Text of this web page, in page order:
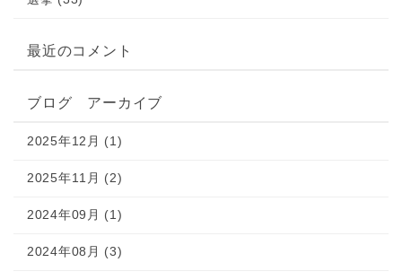
最近のコメント
ブログ アーカイブ
2025年12月 (1)
2025年11月 (2)
2024年09月 (1)
2024年08月 (3)